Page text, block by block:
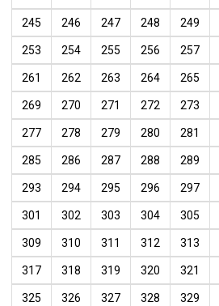
245 246 247 248 249
253 254 255 256 257
261 262 263 264 265
269 270 271 272 273
277 278 279 280 281
285 286 287 288 289
293 294 295 296 297
301 302 303 304 305
309 310 311 312 313
317 318 319 320 321
325 326 327 328 329